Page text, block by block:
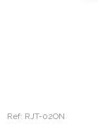
Ref: RJT-02ON